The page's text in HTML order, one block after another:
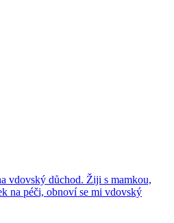
vdovský důchod. Žiji s mamkou,
na péči, obnoví se mi vdovský